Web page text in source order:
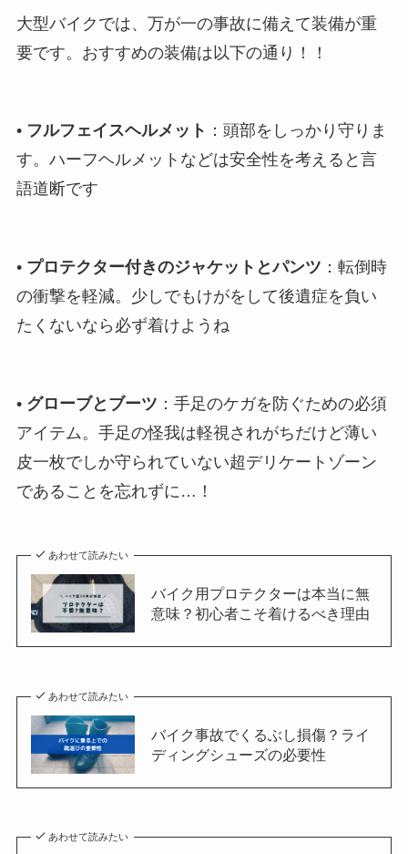
大型バイクでは、万が一の事故に備えて装備が重
要です。おすすめの装備は以下の通り！！
• フルフェイスヘルメット ：頭部をしっかり守りま
す。ハーフヘルメットなどは安全性を考えると言
語道断です
• プロテクター付きのジャケットとパンツ ：転倒時
の衝撃を軽減。少しでもけがをして後遺症を負い
たくないなら必ず着けようね
• グローブとブーツ ：手足のケガを防ぐための必須
アイテム。手足の怪我は軽視されがちだけど薄い
皮一枚でしか守られていない超デリケートゾーン
であることを忘れずに…！
あわせて読みたい
バイク用プロテクターは本当に無
意味？初心者こそ着けるべき理由
あわせて読みたい
バイク事故でくるぶし損傷？ライ
ディングシューズの必要性
あわせて読みたい